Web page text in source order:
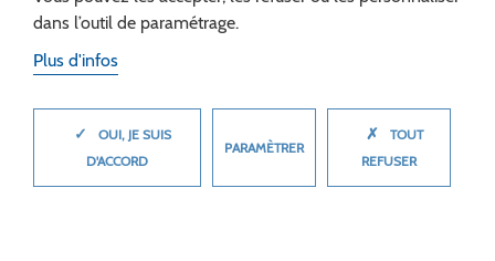
Siège :
dans l’outil de paramétrage.
Plus d'infos
✓
OUI, JE SUIS
D'ACCORD
PARAMÈTRER
✗
TOUT
REFUSER
MASQUER